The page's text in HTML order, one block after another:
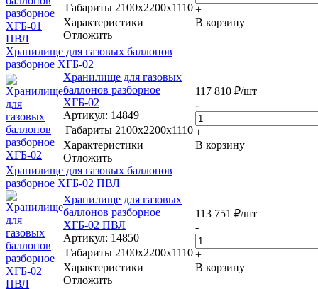
Габариты 2100x2200x1110
Характеристики
Отложить
+
В корзину
Хранилище для газовых баллонов
разборное ХГБ-02
Хранилище для газовых
баллонов разборное
ХГБ-02
Артикул: 14849
Габариты 2100x2200x1110
Характеристики
Отложить
117 810 ₽/шт
-
+
В корзину
Хранилище для газовых баллонов
разборное ХГБ-02 ПВЛ
Хранилище для газовых
баллонов разборное
ХГБ-02 ПВЛ
Артикул: 14850
Габариты 2100x2200x1110
Характеристики
Отложить
113 751 ₽/шт
-
+
В корзину